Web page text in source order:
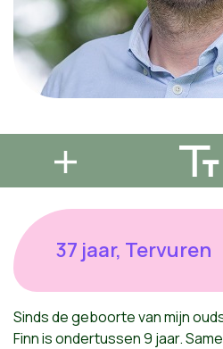
37 jaar, Tervuren
Sinds de geboorte van mijn
Finn is ondertussen 9 jaar.